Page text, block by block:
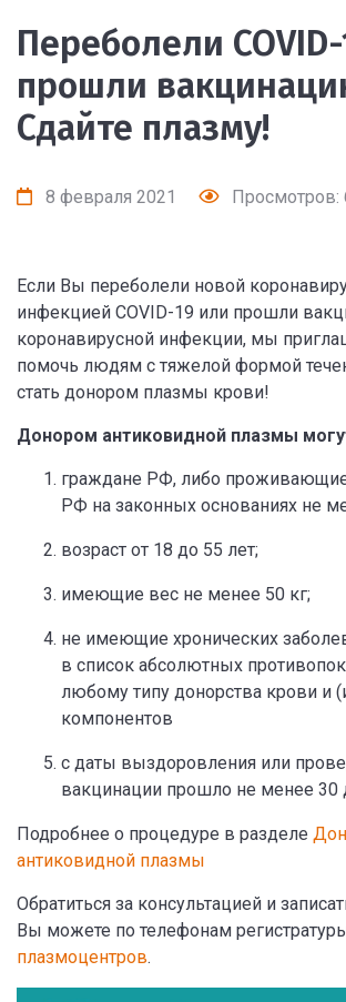
Переболели
прошли
Сдайте плазму!
8 февраля 2021 Просмотров:
Если Вы переболели новой
инфекцией COVID-19 или прошли
коронавирусной инфекции, мы
помочь людям с тяжелой формой
стать донором плазмы крови!
Донором антиковидной плазмы
граждане РФ, либо проживающие
РФ на законных основаниях не
возраст от 18 до 55 лет;
имеющие вес не менее 50 кг;
не имеющие хронических
в список абсолютных
любому типу донорства крови и
компонентов
с даты выздоровления или
вакцинации прошло не менее 30
Подробнее о процедуре в разделе
антиковидной плазмы
Обратиться за консультацией и
Вы можете по телефонам
плазмоцентров.